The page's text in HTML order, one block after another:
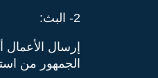
2- البث:
إرسال الأعمال
الجمهور من